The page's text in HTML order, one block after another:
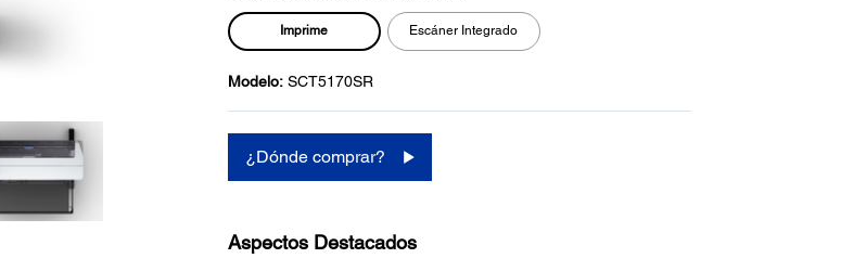
Imprime Escáner Integrado
Modelo: SCT5170SR
¿Dónde comprar?
Aspectos Destacados